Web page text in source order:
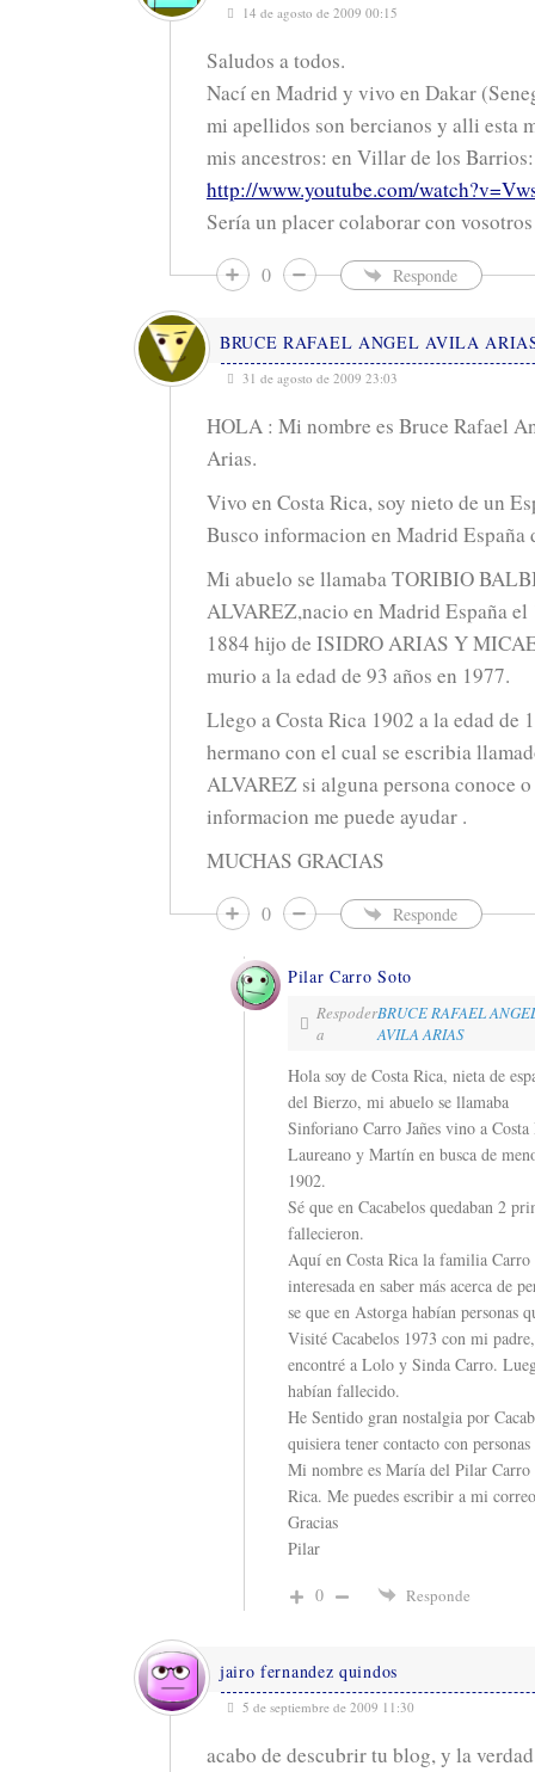
14 de agosto de 2009 00:15
Saludos a todos.
Nací en Madrid y vivo en Dakar
mi apellidos son bercianos y alli esta
mis ancestros: en Villar de los Barrios:
http://www.youtube.com/
Sería un placer colaborar con
0 Responde
BRUCE RAFAEL ANGEL AVILA
31 de agosto de 2009 23:03
HOLA : Mi nombre es Bruce Rafael
Arias.
Vivo en Costa Rica, soy nieto de un
Busco informacion en Madrid España
Mi abuelo se llamaba TORIBIO
ALVAREZ,nacio en Madrid España el
1884 hijo de ISIDRO ARIAS Y
murio a la edad de 93 años en 1977.
Llego a Costa Rica 1902 a la edad de
hermano con el cual se escribia
ALVAREZ si alguna persona conoce
informacion me puede ayudar .
MUCHAS GRACIAS
0 Responde
Pilar Carro Soto
Respoder
a
BRUCE RAFAEL
AVILA ARIAS
Hola soy de Costa Rica, nieta de
del Bierzo, mi abuelo se llamaba
Sinforiano Carro Jañes vino a
Laureano y Martín en busca de
1902.
Sé que en Cacabelos quedaban 2
fallecieron.
Aquí en Costa Rica la familia Carro
interesada en saber más acerca de
se que en Astorga habían personas
Visité Cacabelos 1973 con mi
encontré a Lolo y Sinda Carro.
habían fallecido.
He Sentido gran nostalgia por
quisiera tener contacto con
Mi nombre es María del Pilar Carro
Rica. Me puedes escribir a mi correo
Gracias
Pilar
0 Responde
jairo fernandez quindos
5 de septiembre de 2009 11:30
acabo de descubrir tu blog, y la